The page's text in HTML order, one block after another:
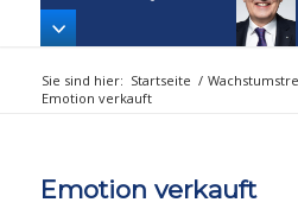
Sie sind hier: Startseite /
Emotion verkauft
Emotion verkauft